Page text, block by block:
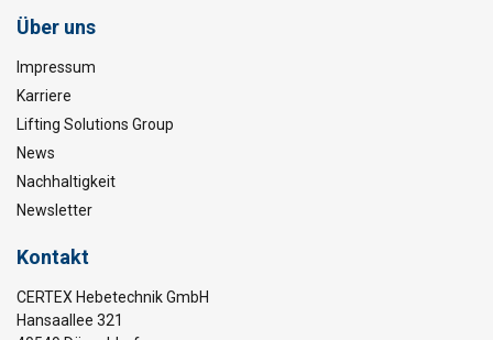
Über uns
Impressum
Karriere
Lifting Solutions Group
News
Nachhaltigkeit
Newsletter
Kontakt
CERTEX Hebetechnik GmbH
Hansaallee 321